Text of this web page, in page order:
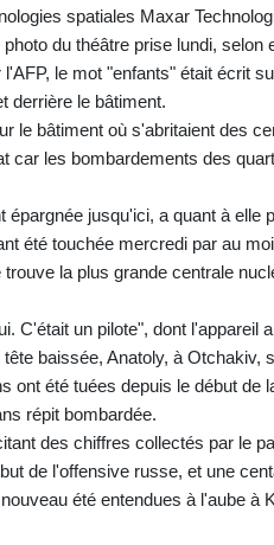
spatiales Maxar
du théâtre prise lundi, selon
le mot "enfants" était écrit
derrière le bâtiment.
le bâtiment où s'abritaient des
car les bombardements des
épargnée jusqu'ici, a quant à elle
été touchée mercredi par au
la plus grande centrale
C'était un pilote", dont l'appareil
baissée, Anatoly, à Otchakiv,
ont été tuées depuis le début de
répit bombardée.
des chiffres collectés par le
de l'offensive russe, et une
été entendues à l'aube à